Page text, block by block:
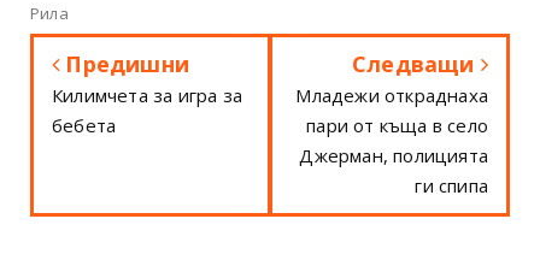
Рила
Предишни
Килимчета за игра за
бебета
Следващи
Младежи откраднаха
пари от къща в село
Джерман, полицията
ги спипа